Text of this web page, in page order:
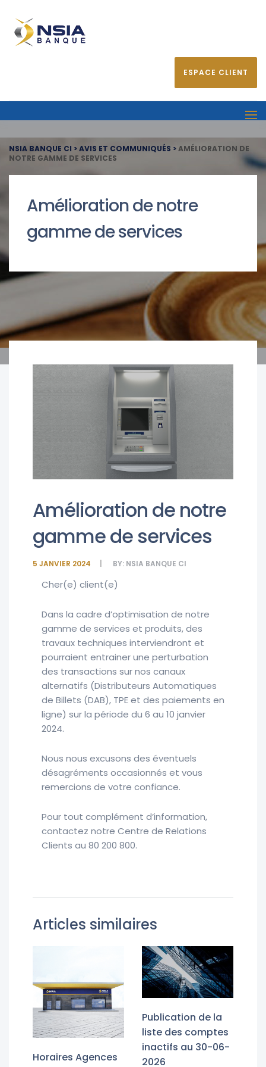
ESPACE CLIENT
NSIA BANQUE CI >AVIS ET COMMUNIQUÉS >AMÉLIORATION DE
NOTRE GAMME DE SERVICES
Amélioration de notre
gamme de services
Amélioration de notre
gamme de services
5 JANVIER 2024 BY: NSIA BANQUE CI
Cher(e) client(e)
Dans la cadre d’optimisation de notre
gamme de services et produits, des
travaux techniques interviendront et
pourraient entrainer une perturbation
des transactions sur nos canaux
alternatifs (Distributeurs Automatiques
de Billets (DAB), TPE et des paiements en
ligne) sur la période du 6 au 10 janvier
2024.
Nous nous excusons des éventuels
désagréments occasionnés et vous
remercions de votre confiance.
Pour tout complément d’information,
contactez notre Centre de Relations
Clients au 80 200 800.
Articles similaires
Horaires Agences
Publication de la
liste des comptes
inactifs au 30-06-
2026